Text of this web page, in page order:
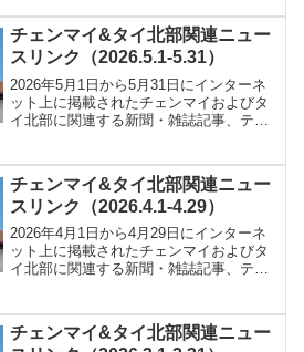
チェンマイ&タイ北部関連ニュー
スリンク（2026.5.1-5.31）
2026年5月1日から5月31日にインターネ
ット上に掲載されたチェンマイおよびタ
イ北部に関連する新聞・雑誌記事、テレ
チェンマイ&タイ北部関連ニュー
スリンク（2026.4.1-4.29）
2026年4月1日から4月29日にインターネ
ット上に掲載されたチェンマイおよびタ
イ北部に関連する新聞・雑誌記事、テレ
チェンマイ&タイ北部関連ニュー